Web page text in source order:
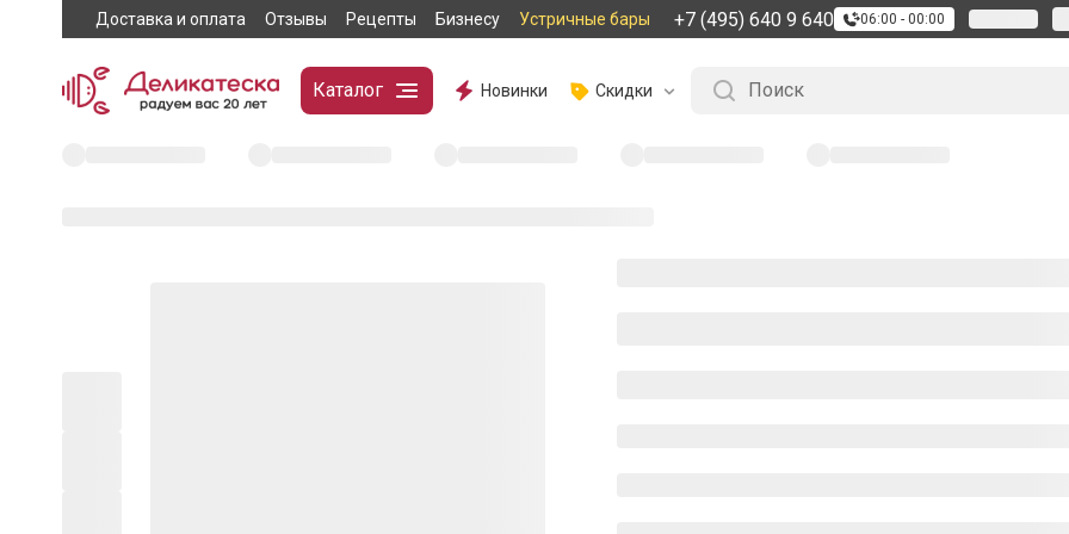
Доставка и оплата Отзывы Рецепты Бизнесу Устричные бары +7 (495) 640 9 640 06:00 - 00:00
Каталог Новинки Скидки